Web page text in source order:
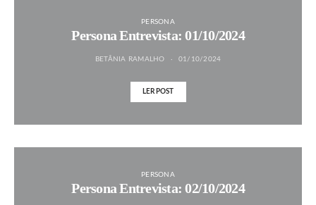
PERSONA
Persona Entrevista: 01/10/2024
BETÂNIA RAMALHO 01/10/2024
LER POST
PERSONA
Persona Entrevista: 02/10/2024